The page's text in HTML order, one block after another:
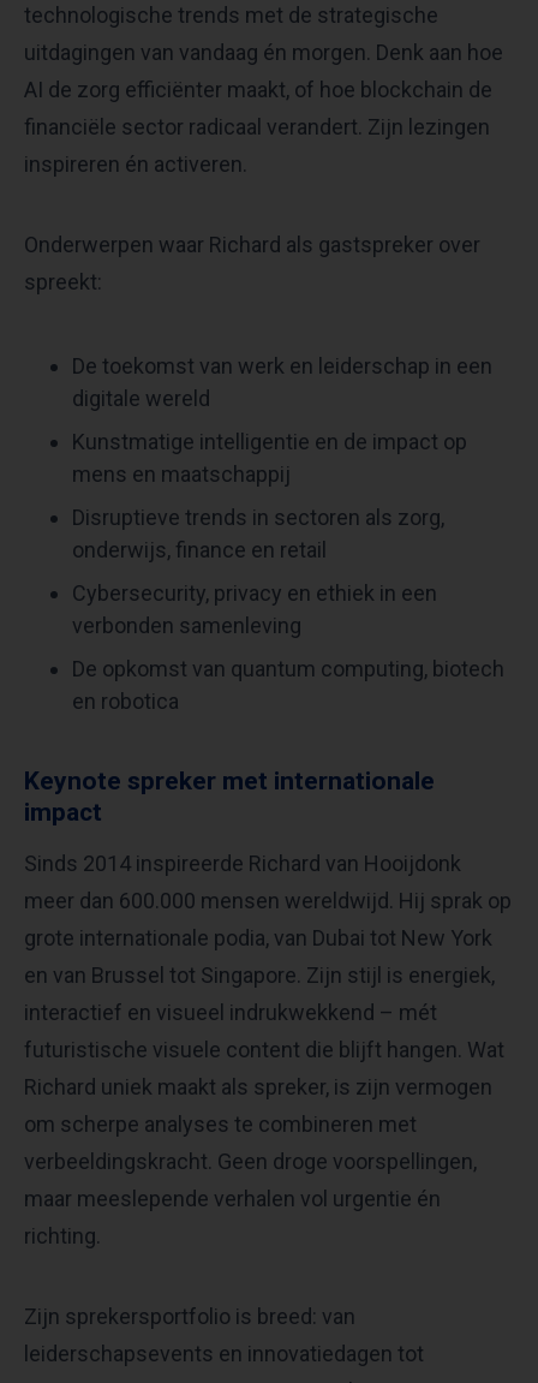
technologische trends met de strategische
uitdagingen van vandaag én morgen. Denk aan hoe
AI de zorg efficiënter maakt, of hoe blockchain de
financiële sector radicaal verandert. Zijn lezingen
inspireren én activeren.
Onderwerpen waar Richard als gastspreker over
spreekt:
De toekomst van werk en leiderschap in een
digitale wereld
Kunstmatige intelligentie en de impact op
mens en maatschappij
Disruptieve trends in sectoren als zorg,
onderwijs, finance en retail
Cybersecurity, privacy en ethiek in een
verbonden samenleving
De opkomst van quantum computing, biotech
en robotica
Keynote spreker met internationale
impact
Sinds 2014 inspireerde Richard van Hooijdonk
meer dan 600.000 mensen wereldwijd. Hij sprak op
grote internationale podia, van Dubai tot New York
en van Brussel tot Singapore. Zijn stijl is energiek,
interactief en visueel indrukwekkend – mét
futuristische visuele content die blijft hangen. Wat
Richard uniek maakt als spreker, is zijn vermogen
om scherpe analyses te combineren met
verbeeldingskracht. Geen droge voorspellingen,
maar meeslepende verhalen vol urgentie én
richting.
Zijn sprekersportfolio is breed: van
leiderschapsevents en innovatiedagen tot